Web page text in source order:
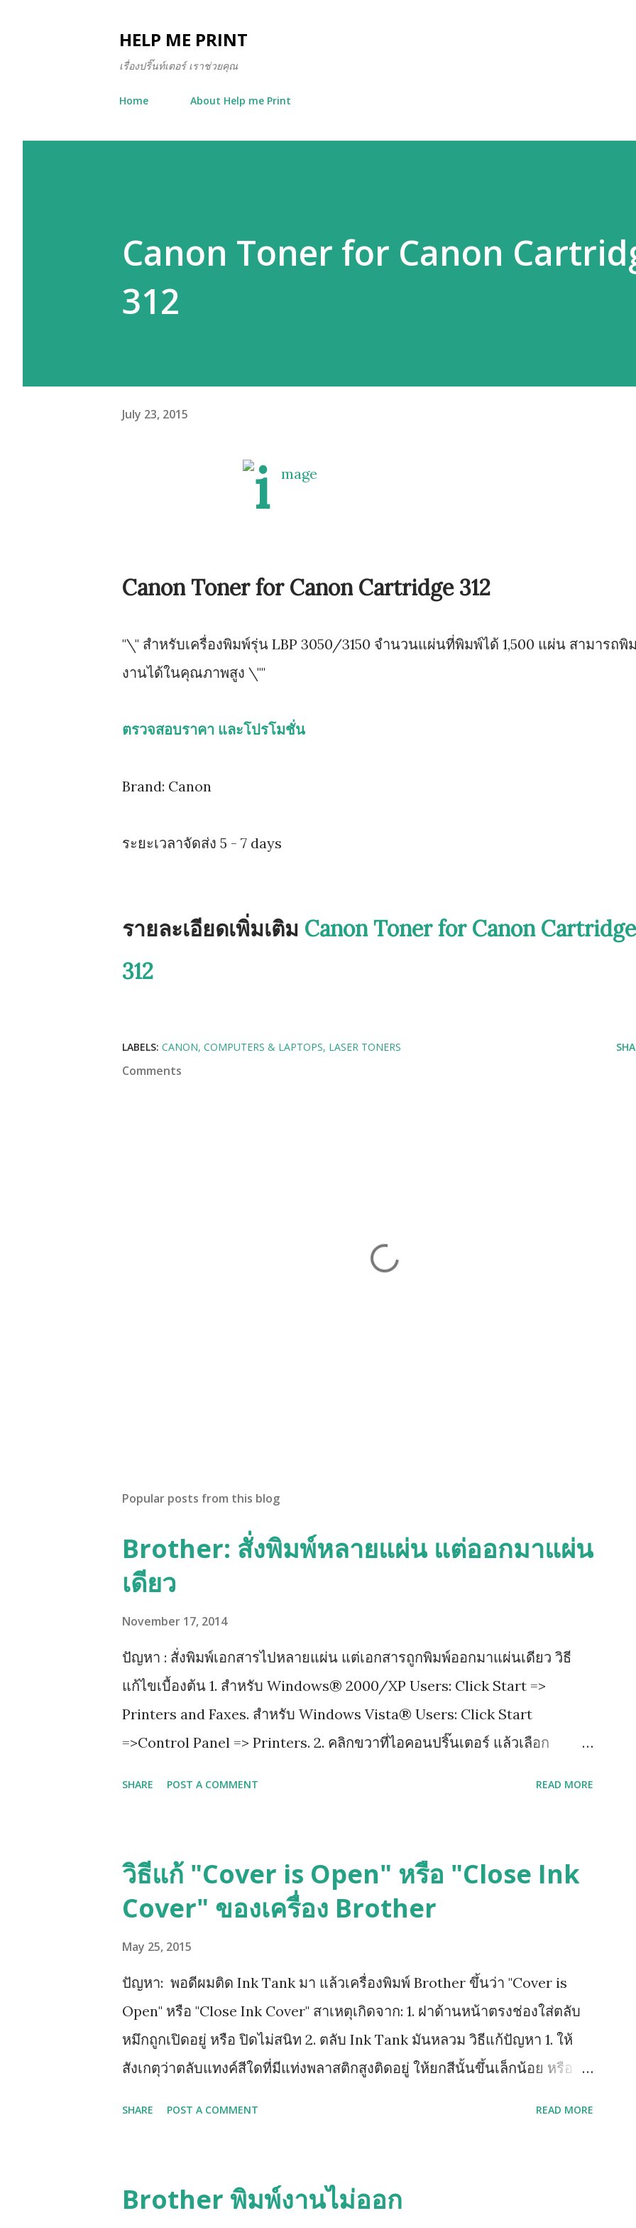
HELP ME PRINT
เรื่องปริ๊นท์เตอร์ เราช่วยคุณ
Home About Help me Print
Canon Toner for Canon
312
July 23, 2015
Canon Toner for Canon Cartridge 312
"\" สำหรับเครื่องพิมพ์รุ่น LBP 3050/3150 จำนวนแผ่นที่พิมพ์ได้ 1,500 แผ่น สามารถพิ
งานได้ในคุณภาพสูง \""
ตรวจสอบราคา และโปรโมชั่น
Brand: Canon
ระยะเวลาจัดส่ง 5 - 7 days
รายละเอียดเพิ่มเติม Canon Toner for Canon Cartridge
312
LABELS: CANON COMPUTERS & LAPTOPS LASER TONERS
Comments
Popular posts from this blog
Brother: สั่งพิมพ์หลายแผ่น แต่ออกมาแผ่น
เดียว
November 17, 2014
ปัญหา : สั่งพิมพ์เอกสารไปหลายแผ่น แต่เอกสารถูกพิมพ์ออกมาแผ่นเดียว วิธี
แก้ไขเบื้องต้น 1. สำหรับ Windows® 2000/XP Users: Click Start =>
Printers and Faxes. สำหรับ Windows Vista® Users: Click Start
=>Control Panel => Printers. 2. คลิกขวาที่ไอคอนปริ๊นเตอร์ แล้วเลือก
SHARE POST A COMMENT READ MORE
วิธีแก้ "Cover is Open" หรือ "Close Ink
Cover" ของเครื่อง Brother
May 25, 2015
ปัญหา: พอดีผมติด Ink Tank มา แล้วเครื่องพิมพ์ Brother ขึ้นว่า "Cover is
Open" หรือ "Close Ink Cover" สาเหตุเกิดจาก: 1. ฝาด้านหน้าตรงช่องใส่ตลับ
หมึกถูกเปิดอยู่ หรือ ปิดไม่สนิท 2. ตลับ Ink Tank มันหลวม วิธีแก้ปัญหา 1. ให้
สังเกตุว่าตลับแทงค์สีใดที่มีแท่งพลาสติกสูงติดอยู่ ให้ยกสีนั้นขึ้นเล็กน้อย หรือ
แทงค์รุ่นใหม่ LC73, LC77 เพราะตัวปิด Sensor เป็นแท่งเสียบอยู่ด้านข้าง)
SHARE POST A COMMENT READ MORE
Brother พิมพ์งานไม่ออก